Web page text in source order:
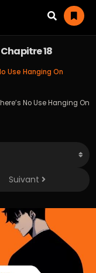
18
Use Hanging On
No Use Hanging On
Suivant